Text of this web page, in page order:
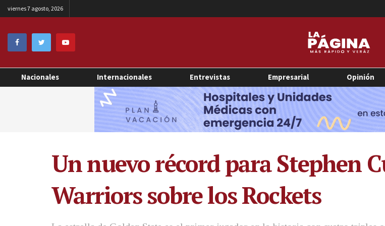
viernes 7 agosto, 2026
Nacionales Internacionales Entrevistas Empresarial Opinión
Un nuevo récord para Stephen
Warriors sobre los Rockets